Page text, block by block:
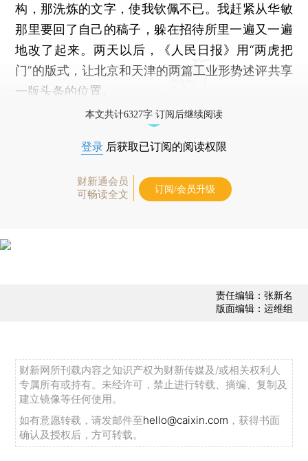
构，那洗炼的文字，使我钦佩不已。我赶紧从华敏
那里要回了自己的稿子，躲在招待所里一遍又一遍
地改了起来。两天以后，《人民日报》用“两虎把
门”的版式，让北京和天津的两篇工业形势述评共享
一版头条的位置。
本文共计6327字 订阅后继续阅读
登录 后获取已订阅的阅读权限
财新通会员
可畅读全文
订阅/会员升级
责任编辑：张新名
版面编辑：运维组
财新网所刊载内容之知识产权为财新传媒及/或相关权利人
专属所有或持有。未经许可，禁止进行转载、摘编、复制及
建立镜像等任何使用。
如有意愿转载，请发邮件至hello@caixin.com ，获得书面
确认及授权后，方可转载。